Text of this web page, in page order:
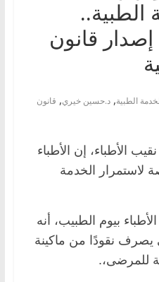
الطبية..
قانون
الطبية, د.حسين خيري, قانون
الأطباء، إن الأطباء
لاستمرار الخدمة
بيوم الطبيب، أنه
يصرف نقودًا من ماكينة
للمرضى،.